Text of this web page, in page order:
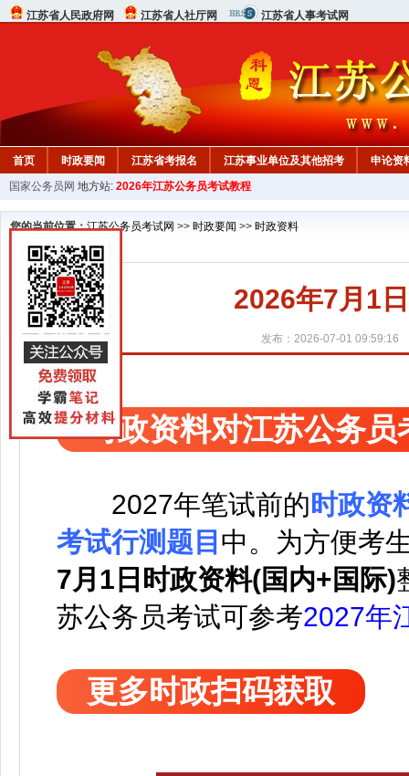
江苏省人民政府网 江苏省人社厅网 江苏省人事考试网
首页 时政要闻 江苏省考报名 江苏事业单位及其他招考
申论资
国家公务员网 地方站: 2026年江苏公务员考试教程
您的当前位置：江苏公务员考试网 >> 时政要闻 >> 时政资料
2026年7月1
发布：2026-07-01 09:59:16
时政资料对江苏公务员
2027年笔试前的 时政资
考试行测题目 中。 为方便考
7月1日时政资料(国内+国际)
苏公务员考试可参考2027年
更多时政扫码获取